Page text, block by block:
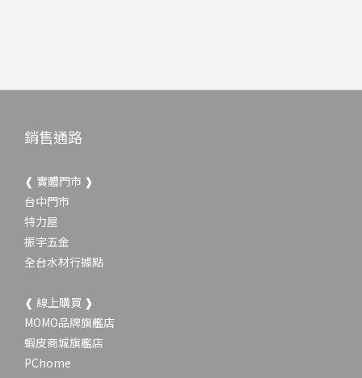
銷售通路
❰ 實體門市 ❱
台中門市
特力屋
振宇五金
全台水材行據點
❰ 線上購買 ❱
MOMO品牌旗艦店
蝦皮商城旗艦店
PChome